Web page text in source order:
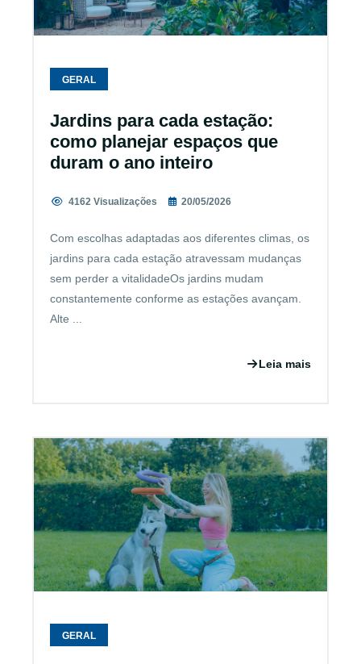
GERAL
Jardins para cada estação:
como planejar espaços que
duram o ano inteiro
4162 Visualizações 20/05/2026
Com escolhas adaptadas aos diferentes climas, os
jardins para cada estação atravessam mudanças
sem perder a vitalidadeOs jardins mudam
constantemente conforme as estações avançam.
Alte ...
Leia mais
GERAL